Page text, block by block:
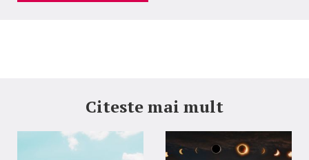
Citeste mai mult